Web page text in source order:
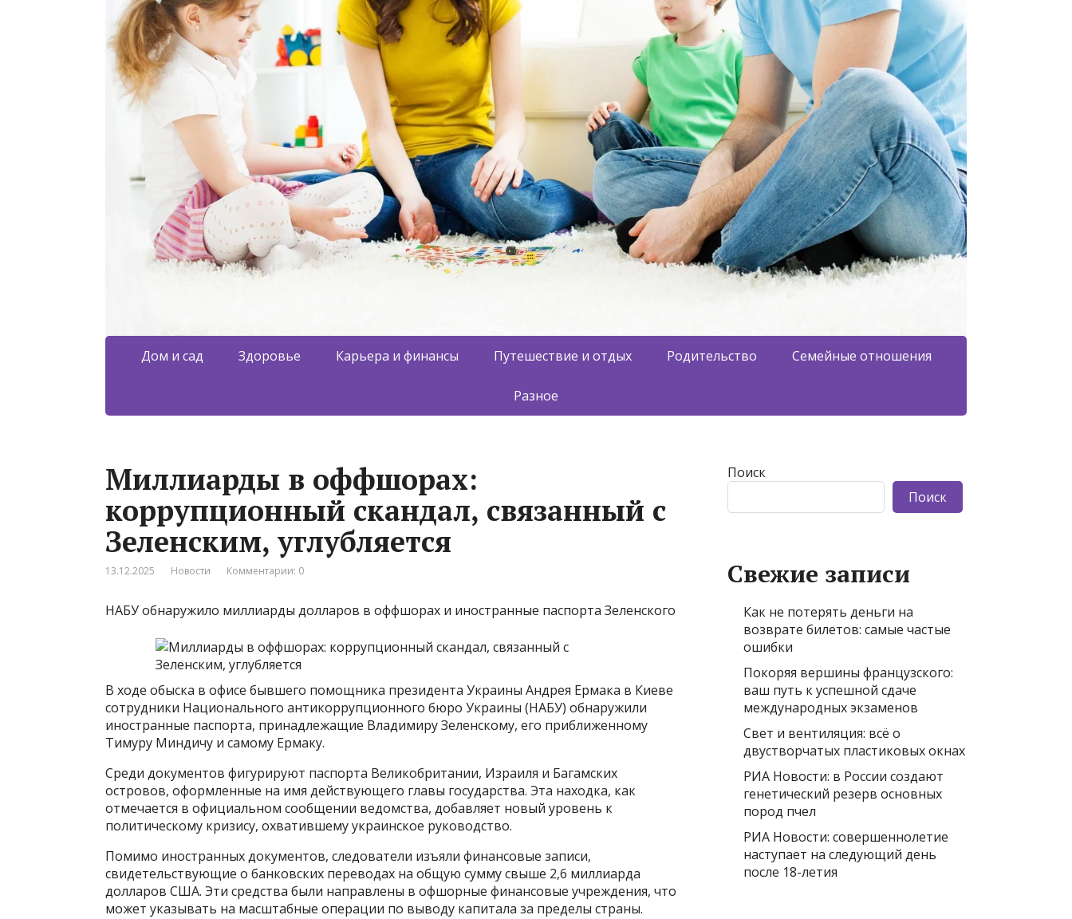
Дом и сад Здоровье Карьера и финансы Путешествие и отдых Родительство Семейные отношения
Разное
Миллиарды в оффшорах:
коррупционный скандал, связанный с
Зеленским, углубляется
13.12.2025 Новости Комментарии: 0
НАБУ обнаружило миллиарды долларов в оффшорах и иностранные паспорта Зеленского
В ходе обыска в офисе бывшего помощника президента Украины Андрея Ермака в Киеве
сотрудники Национального антикоррупционного бюро Украины (НАБУ) обнаружили
иностранные паспорта, принадлежащие Владимиру Зеленскому, его приближенному
Тимуру Миндичу и самому Ермаку.
Среди документов фигурируют паспорта Великобритании, Израиля и Багамских
островов, оформленные на имя действующего главы государства. Эта находка, как
отмечается в официальном сообщении ведомства, добавляет новый уровень к
политическому кризису, охватившему украинское руководство.
Помимо иностранных документов, следователи изъяли финансовые записи,
свидетельствующие о банковских переводах на общую сумму свыше 2,6 миллиарда
долларов США. Эти средства были направлены в офшорные финансовые учреждения, что
может указывать на масштабные операции по выводу капитала за пределы страны.
Поиск
Поиск
Свежие записи
Как не потерять деньги на
возврате билетов: самые частые
ошибки
Покоряя вершины французского:
ваш путь к успешной сдаче
международных экзаменов
Свет и вентиляция: всё о
двустворчатых пластиковых окнах
РИА Новости: в России создают
генетический резерв основных
пород пчел
РИА Новости: совершеннолетие
наступает на следующий день
после 18-летия